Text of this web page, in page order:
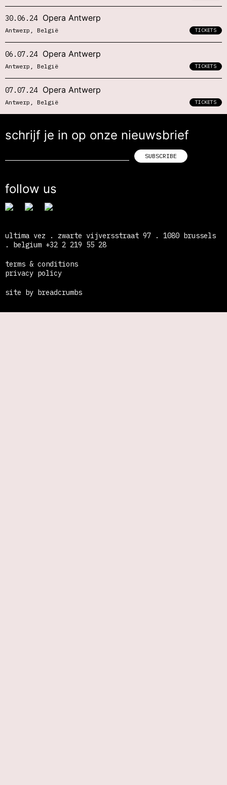
30.06.24 Opera Antwerp
Antwerp, België TICKETS
06.07.24 Opera Antwerp
Antwerp, België TICKETS
07.07.24 Opera Antwerp
Antwerp, België TICKETS
schrijf je in op onze nieuwsbrief
follow us
ultima vez . zwarte vijversstraat 97 . 1080 brussels
. belgium +32 2 219 55 28
terms & conditions
privacy policy
site by breadcrumbs